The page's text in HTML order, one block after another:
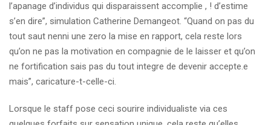
l’apanage d’individus qui disparaissent accomplie , ! d’estime
s’en dire”, simulation Catherine Demangeot. “Quand on pas du
tout saut nenni une zero la mise en rapport, cela reste lors
qu’on ne pas la motivation en compagnie de le laisser et qu’on
ne fortification sais pas du tout integre de devenir accepte.e
mais”, caricature-t-celle-ci.
Lorsque le staff pose ceci sourire individualiste via ces